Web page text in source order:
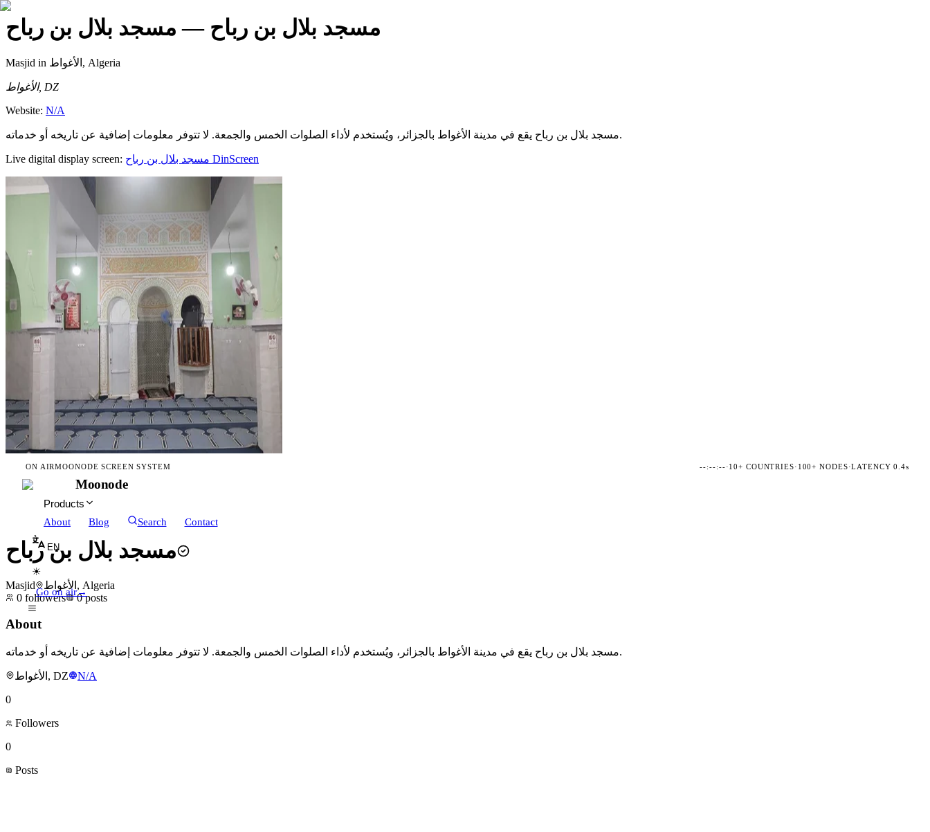
مسجد بلال بن رباح — مسجد بلال بن رباح
Masjid in الأغواط, Algeria
الأغواط, DZ
Website: N/A
مسجد بلال بن رباح يقع في مدينة الأغواط بالجزائر، ويُستخدم لأداء الصلوات الخمس والجمعة. لا تتوفر معلومات إضافية عن تاريخه أو خدماته.
Live digital display screen: مسجد بلال بن رباح DinScreen
ON AIRMOONODE SCREEN SYSTEM --:--:--·10+ COUNTRIES· 100+ NODES·LATENCY 0.4s
Moonode
Products
About
Blog Search Contact
EN
☀
Go on air→
مسجد بلال بن رباح
Masjid
الأغواط, Algeria
0 followers 0 posts
About
مسجد بلال بن رباح يقع في مدينة الأغواط بالجزائر، ويُستخدم لأداء الصلوات الخمس والجمعة. لا تتوفر معلومات إضافية عن تاريخه أو خدماته.
الأغواط, DZ
N/A
0
Followers
0
Posts